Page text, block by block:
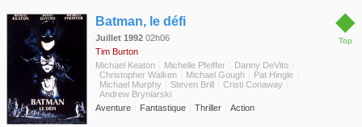
complicité de son âme damnée, le Bailli Bamford. L'adolescente a attiré les regards d'un
jeune marin, Anthony, celui-là même qui avait sauvé Sweeney lors de son évasion.
Amoureux fou de la jeune innocente, Anthony se promet de l'épouser après l'avoir
arrachée à Turpin. Pendant ce temps, le quartier de Fleet Street s'est entiché des
"tartes" très spéciales de Mme Lovett, et celle-ci se prend à rêver d'une nouvelle vie,
respectable et bourgeoise, avec Sweeney pour époux et Toby, l'ancien assistant de
Pirelli, comme fils adoptif. Mais Sweeney est bien décidé à mener à terme sa
vengeance, quel qu'en soit le coût...
◆
Top
Batman, le défi
Juillet 1992 02h06
Tim Burton
Michael Keaton
Michelle Pfeiffer
Danny DeVito
Christopher Walken
Michael Gough
Pat Hingle
Michael Murphy
Steven Brill
Cristi Conaway
Andrew Bryniarski
Aventure
Fantastique Thriller Action